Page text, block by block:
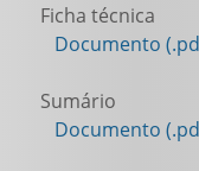
Ficha técnica
Documento
Sumário
Documento